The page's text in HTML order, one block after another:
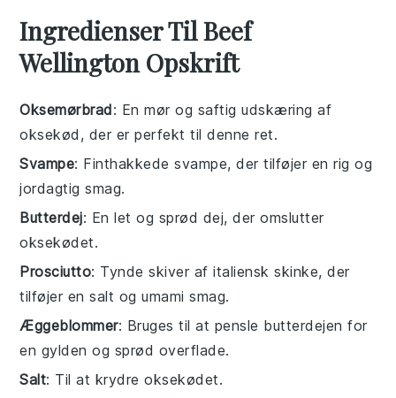
Ingredienser Til Beef
Wellington Opskrift
Oksemørbrad: En mør og saftig udskæring af
oksekød, der er perfekt til denne ret.
Svampe: Finthakkede svampe, der tilføjer en rig og
jordagtig smag.
Butterdej: En let og sprød dej, der omslutter
oksekødet.
Prosciutto: Tynde skiver af italiensk skinke, der
tilføjer en salt og umami smag.
Æggeblommer: Bruges til at pensle butterdejen for
en gylden og sprød overflade.
Salt: Til at krydre oksekødet.